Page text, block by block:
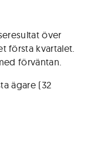
över
första kvartalet.
förväntan.
ägare (32